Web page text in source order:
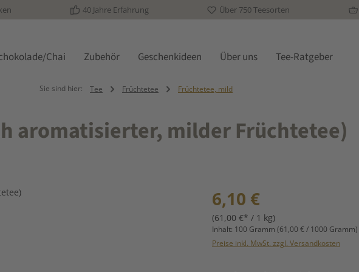
40 Jahre Erfahrung Über 750 Teesorten
Chai Zubehör Geschenkideen Über uns Tee-Ratgeber
Sie sind hier: Tee Früchtetee Früchtetee, mild
aromatisierter, milder Früchtetee)
Regulärer Preis:
6,10 €
(61,00 €* / 1 kg)
Inhalt: 100 Gramm (61,00 € / 1000 Gramm)
Preise inkl. MwSt. zzgl. Versandkosten